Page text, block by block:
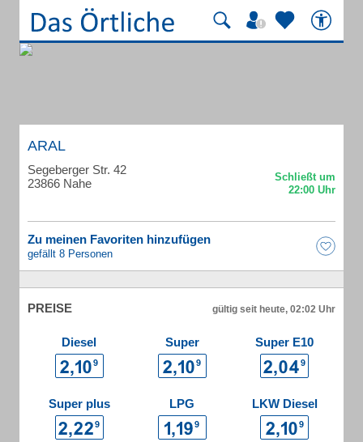
ARAL
Segeberger Str. 42
23866 Nahe
Zu meinen Favoriten hinzufügen
gefällt 8 Personen
PREISE gültig seit heute, 02:02 Uhr
Diesel Super Super E10
Super plus LPG LKW Diesel